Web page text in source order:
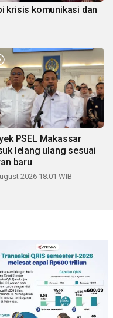
krisis komunikasi dan
PSEL Makassar
lelang ulang sesuai
baru
2026 18:01 WIB